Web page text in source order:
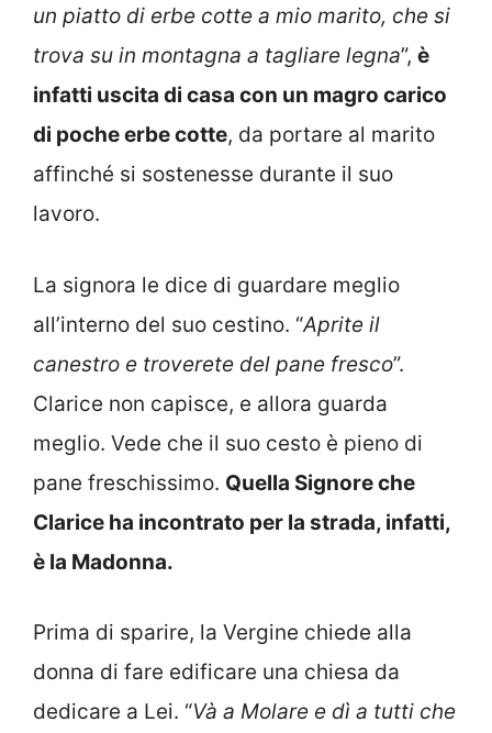
un piatto di erbe cotte a mio marito, che si
trova su in montagna a tagliare legna”, è
infatti uscita di casa con un magro carico
di poche erbe cotte, da portare al marito
affinché si sostenesse durante il suo
lavoro.
La signora le dice di guardare meglio
all’interno del suo cestino. “Aprite il
canestro e troverete del pane fresco”.
Clarice non capisce, e allora guarda
meglio. Vede che il suo cesto è pieno di
pane freschissimo. Quella Signore che
Clarice ha incontrato per la strada, infatti,
è la Madonna.
Prima di sparire, la Vergine chiede alla
donna di fare edificare una chiesa da
dedicare a Lei. “Và a Molare e dì a tutti che